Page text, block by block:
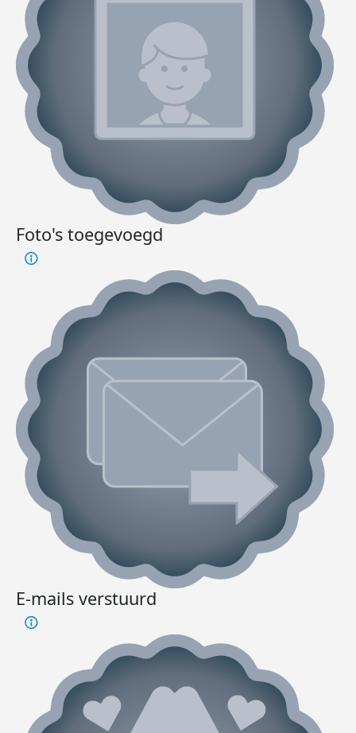
Foto's toegevoegd
E-mails verstuurd